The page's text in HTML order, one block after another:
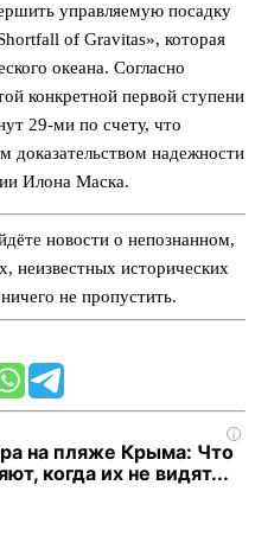
управляемую посадку
of Gravitas», которая
океана. Согласно
конкретной первой ступени
29-ми по счету, что
доказательством надежности
Илона Маска.
новости о непознанном,
неизвестных исторических
не пропустить.
i
на пляже Крыма: Что
когда их не видят...